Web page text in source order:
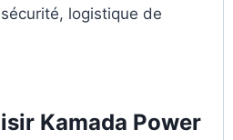
logistique de
Kamada Power